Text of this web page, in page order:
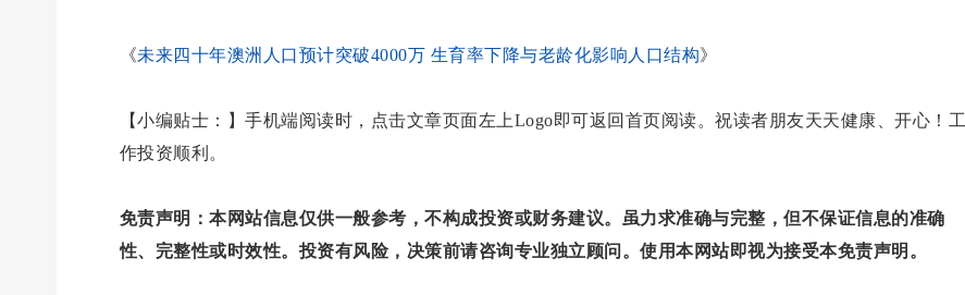
《未来四十年澳洲人口预计突破4000万 生育率下降与老龄化影响人口结构》
【小编贴士：】手机端阅读时，点击文章页面左上Logo即可返回首页阅读。祝读者朋友天天健康、开心！工
作投资顺利。
免责声明：本网站信息仅供一般参考，不构成投资或财务建议。虽力求准确与完整，但不保证信息的准确
性、完整性或时效性。投资有风险，决策前请咨询专业独立顾问。使用本网站即视为接受本免责声明。